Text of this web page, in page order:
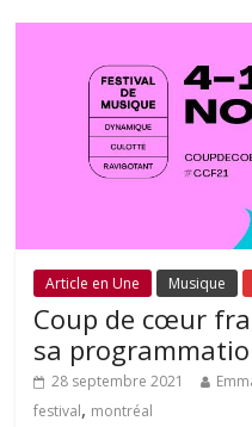
Article en Une Musique
Coup de cœur
sa
28 septembre 2021
festival, montréal